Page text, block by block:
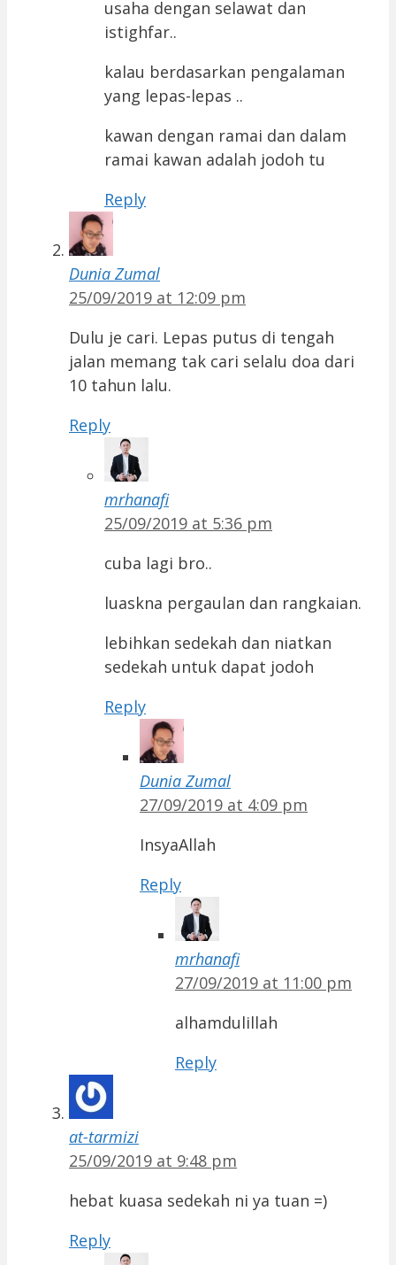
usaha dengan selawat dan
istighfar..
kalau berdasarkan pengalaman
yang lepas-lepas ..
kawan dengan ramai dan dalam
ramai kawan adalah jodoh tu
Reply
Dunia Zumal
25/09/2019 at 12:09 pm
Dulu je cari. Lepas putus di tengah
jalan memang tak cari selalu doa dari
10 tahun lalu.
Reply
mrhanafi
25/09/2019 at 5:36 pm
cuba lagi bro..
luaskna pergaulan dan rangkaian.
lebihkan sedekah dan niatkan
sedekah untuk dapat jodoh
Reply
Dunia Zumal
27/09/2019 at 4:09 pm
InsyaAllah
Reply
mrhanafi
27/09/2019 at 11:00 pm
alhamdulillah
Reply
at-tarmizi
25/09/2019 at 9:48 pm
hebat kuasa sedekah ni ya tuan =)
Reply